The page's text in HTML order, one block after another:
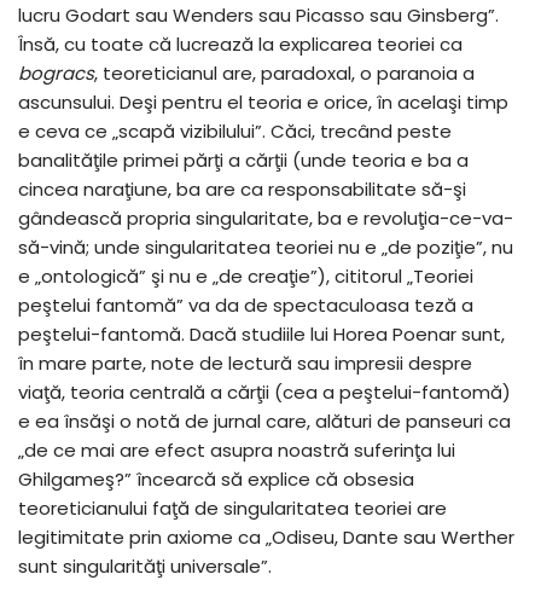
lucru Godart sau Wenders sau Picasso sau Ginsberg”.
Însă, cu toate că lucrează la explicarea teoriei ca
bogracs, teoreticianul are, paradoxal, o paranoia a
ascunsului. Deşi pentru el teoria e orice, în acelaşi timp
e ceva ce „scapă vizibilului”. Căci, trecând peste
banalităţile primei părţi a cărţii (unde teoria e ba a
cincea naraţiune, ba are ca responsabilitate să-şi
gândească propria singularitate, ba e revoluţia-ce-va-
să-vină; unde singularitatea teoriei nu e „de poziţie”, nu
e „ontologică” şi nu e „de creaţie”), cititorul „Teoriei
peştelui fantomă” va da de spectaculoasa teză a
peştelui-fantomă. Dacă studiile lui Horea Poenar sunt,
în mare parte, note de lectură sau impresii despre
viaţă, teoria centrală a cărţii (cea a peştelui-fantomă)
e ea însăşi o notă de jurnal care, alături de panseuri ca
„de ce mai are efect asupra noastră suferinţa lui
Ghilgameş?” încearcă să explice că obsesia
teoreticianului faţă de singularitatea teoriei are
legitimitate prin axiome ca „Odiseu, Dante sau Werther
sunt singularităţi universale”.